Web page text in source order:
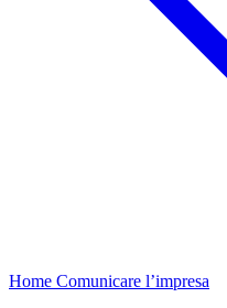
Home Comunicare l’impresa